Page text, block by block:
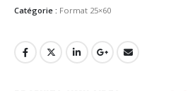
Catégorie : Format 25×60